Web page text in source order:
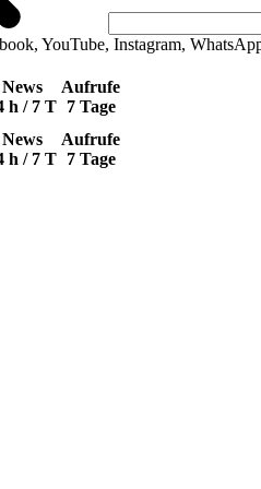
YouTube, Instagram,
News
h / 7 T
Aufrufe
7 Tage
News
h / 7 T
Aufrufe
7 Tage